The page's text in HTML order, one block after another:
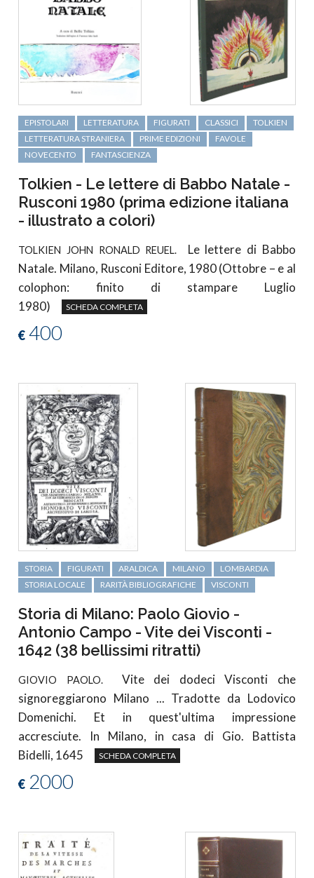
EPISTOLARI LETTERATURA FIGURATI CLASSICI
TOLKIEN
LETTERATURA STRANIERA
PRIME EDIZIONI
FAVOLE
NOVECENTO
FANTASCIENZA
Tolkien - Le lettere di Babbo Natale -
Rusconi 1980 (prima edizione italiana
- illustrato a colori)
TOLKIEN JOHN RONALD REUEL.
Le lettere di Babbo
Natale. Milano, Rusconi Editore, 1980 (Ottobre – e al
colophon: finito di stampare Luglio
1980)
SCHEDA COMPLETA
€ 400
STORIA FIGURATI ARALDICA MILANO
LOMBARDIA
STORIA LOCALE
RARITÀ BIBLIOGRAFICHE VISCONTI
Storia di Milano: Paolo Giovio -
Antonio Campo - Vite dei Visconti -
1642 (38 bellissimi ritratti)
GIOVIO PAOLO.
Vite dei dodeci Visconti che
signoreggiarono Milano ... Tradotte da Lodovico
Domenichi. Et in quest'ultima impressione
accresciute. In Milano, in casa di Gio. Battista
Bidelli, 1645
SCHEDA COMPLETA
€ 2000